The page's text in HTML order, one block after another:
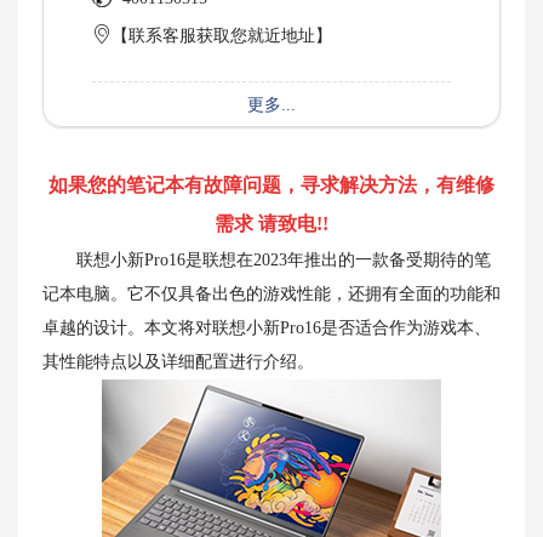
【联系客服获取您就近地址】
更多...
如果您的笔记本有故障问题，寻求解决方法，有维修
需求 请致电!!
联想小新Pro16是联想在2023年推出的一款备受期待的笔
记本电脑。它不仅具备出色的游戏性能，还拥有全面的功能和
卓越的设计。本文将对联想小新Pro16是否适合作为游戏本、
其性能特点以及详细配置进行介绍。